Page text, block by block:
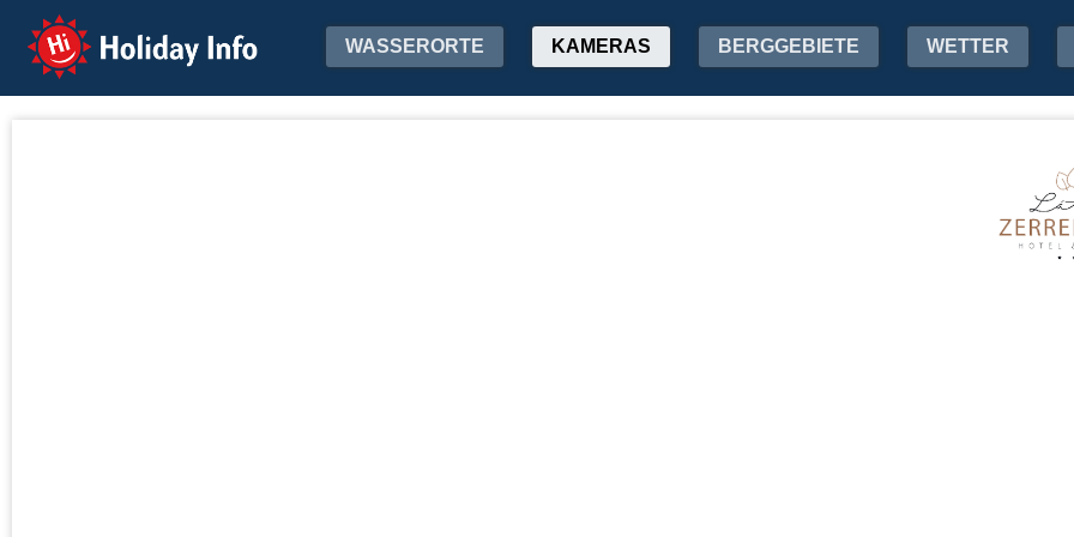
Holiday Info WASSERORTE KAMERAS BERGGEBIETE WETTER